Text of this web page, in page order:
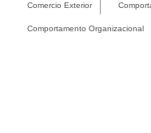
Comercio Exterior
Comportamento Organizacional